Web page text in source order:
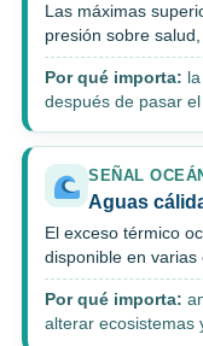
Las máximas
presión sobre
Por qué importa:
después de pasar
SEÑAL
Aguas
El exceso térmico
disponible en varias
Por qué importa:
alterar ecosistemas